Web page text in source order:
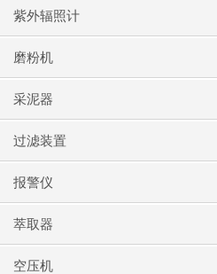
紫外辐照计
磨粉机
采泥器
过滤装置
报警仪
萃取器
空压机